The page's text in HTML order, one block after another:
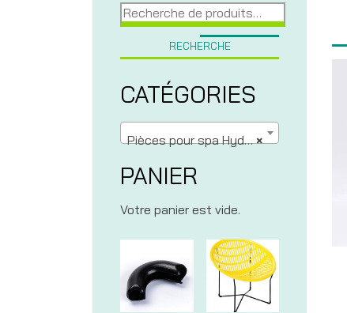
Recherche
pour :
RECHERCHE
CATÉGORIES
×
Pièces pour spa Hydropool
PANIER
Votre panier est vide.